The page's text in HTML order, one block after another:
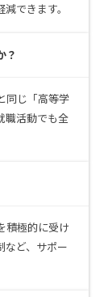
できます。
？
同じ「高等学
職活動でも全
積極的に受け
など、サポー